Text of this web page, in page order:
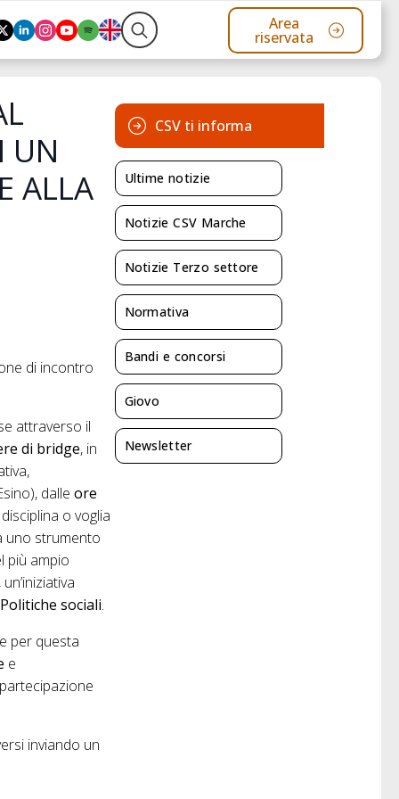
Search
Area
riservata
UN
ALLA
di incontro
attraverso il
di bridge, in
dalleore
o voglia
uno strumento
più ampio
, un’iniziativa
sociali.
per questa
e
inviando un
CSV ti informa
Ultime notizie
Notizie CSV Marche
Notizie Terzo settore
Normativa
Bandi e concorsi
Giovo
Newsletter